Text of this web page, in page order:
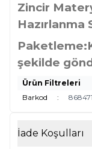
Zincir
Hazırlanma
Paketleme:
şekilde
Ürün Filtreleri
Barkod
:
İade Koşulları